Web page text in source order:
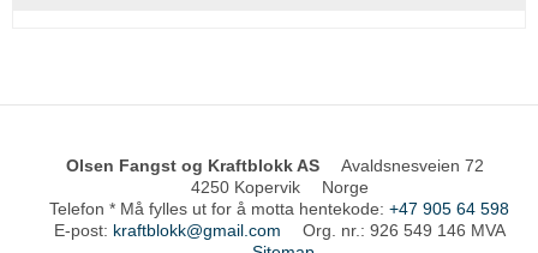
Olsen Fangst og Kraftblokk AS
Avaldsnesveien 72
4250 Kopervik
Norge
Telefon * Må fylles ut for å motta hentekode: +47 905 64 598
E-post: kraftblokk@gmail.com Org. nr. : 926 549 146 MVA